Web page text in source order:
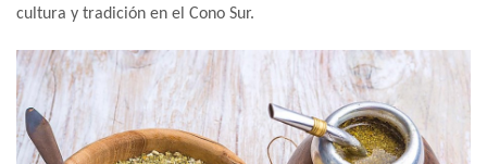
cultura y tradición en el Cono Sur.